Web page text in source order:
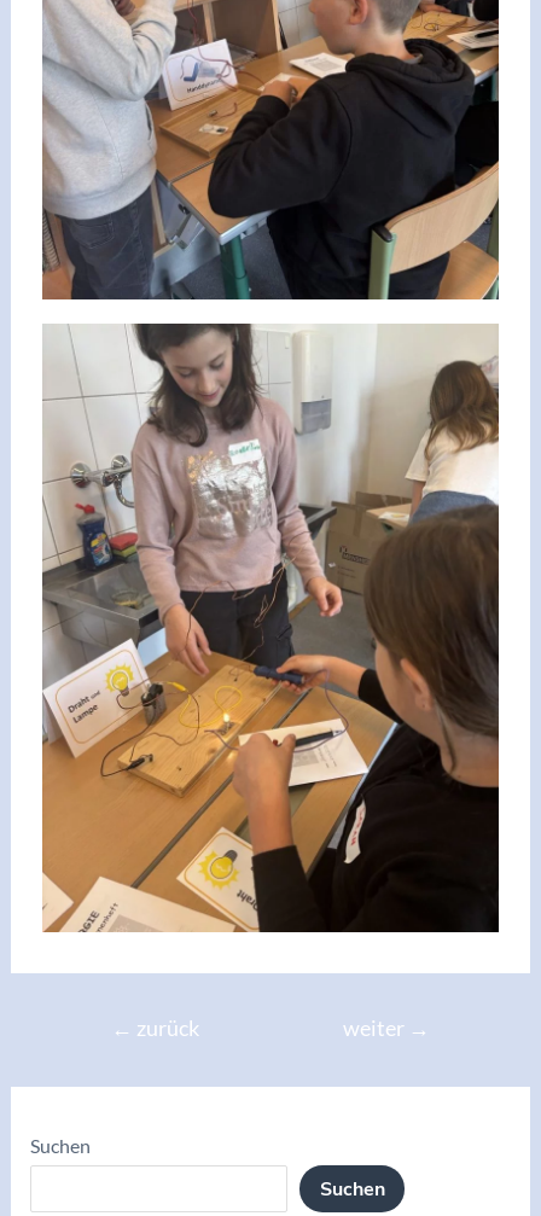
← zurück weiter →
Suchen
Suchen